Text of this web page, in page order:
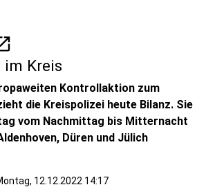
im Kreis
Kontrollaktion zum
die Kreispolizei heute Bilanz. Sie
vom Nachmittag bis Mitternacht
Düren und Jülich
12.12.2022 14:17